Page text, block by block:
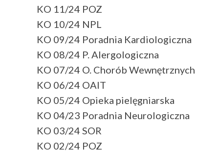
KO 11/24 POZ
KO 10/24 NPL
KO 09/24 Poradnia Kardiologiczna
KO 08/24 P. Alergologiczna
KO 07/24 O. Chorób Wewnętrznych
KO 06/24 OAIT
KO 05/24 Opieka pielęgniarska
KO 04/23 Poradnia Neurologiczna
KO 03/24 SOR
KO 02/24 POZ